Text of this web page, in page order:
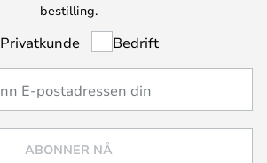
bestilling.
Privatkunde Bedrift
ABONNER NÅ